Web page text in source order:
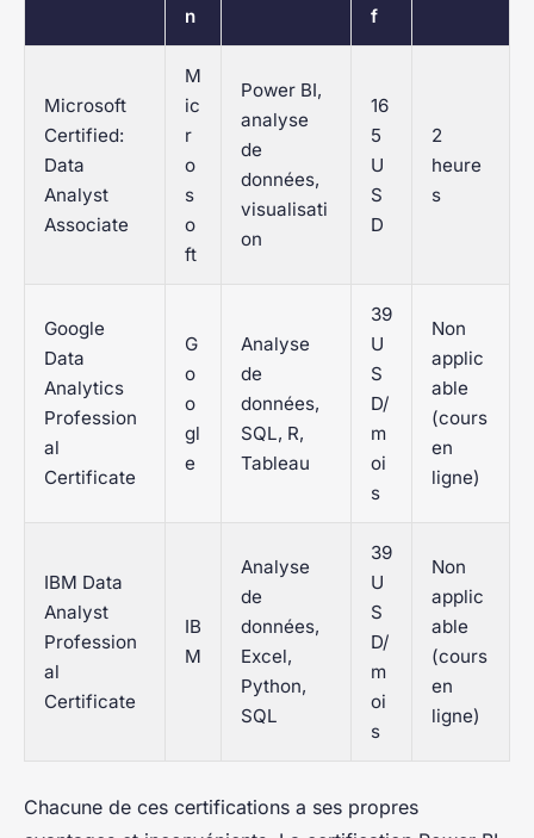
n
f
Microsoft
Certified:
Data
Analyst
Associate
M
ic
r
o
s
o
ft
Power BI,
analyse
de
données,
visualisati
on
16
5
U
S
D
2
heure
s
Google
Data
Analytics
Profession
al
Certificate
G
o
o
gl
e
Analyse
de
données,
SQL, R,
Tableau
39
U
S
D/
m
oi
s
Non
applic
able
(cours
en
ligne)
IBM Data
Analyst
Profession
al
Certificate
IB
M
Analyse
de
données,
Excel,
Python,
SQL
39
U
S
D/
m
oi
s
Non
applic
able
(cours
en
ligne)
Chacune de ces certifications a ses propres